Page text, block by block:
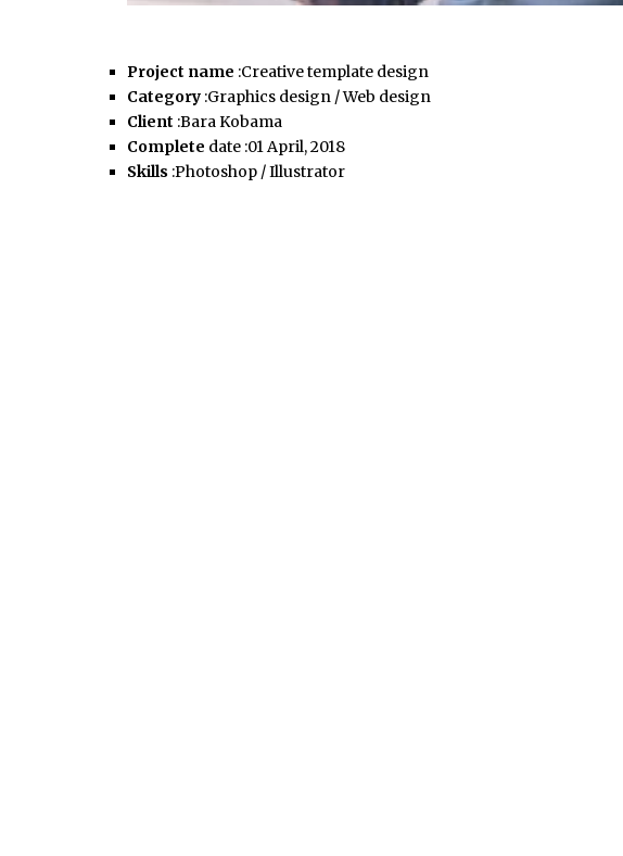
Project name :Creative template design
Category :Graphics design / Web design
Client :Bara Kobama
Complete date :01 April, 2018
Skills :Photoshop / Illustrator